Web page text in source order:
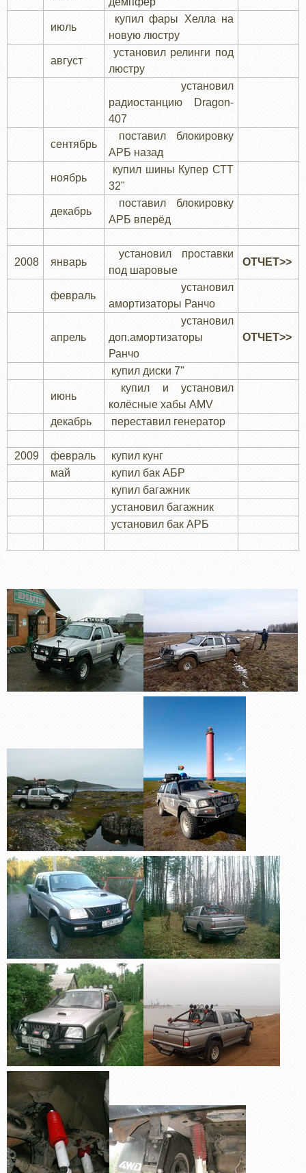
июль
купил фары Хелла на
новую люстру
август
установил релинги под
люстру
установил
радиостанцию Dragon-
407
сентябрь
поставил блокировку
АРБ назад
ноябрь
купил шины Купер СТТ
32"
декабрь
поставил блокировку
АРБ вперёд
2008 январь
установил проставки
под шаровые
ОТЧЕТ>>
февраль
установил
амортизаторы Ранчо
апрель
установил
доп.амортизаторы
Ранчо
ОТЧЕТ>>
купил диски 7"
июнь
купил и установил
колёсные хабы АМV
декабрь
переставил генератор
2009 февраль
купил кунг
май
купил бак АБР
купил багажник
установил багажник
установил бак АРБ